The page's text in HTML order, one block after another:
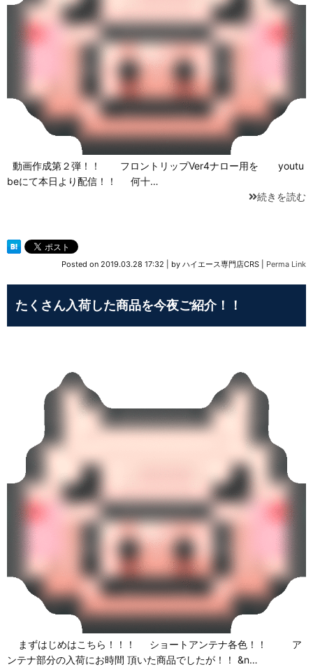
動画作成第２弾！！ フロントリップVer4ナロー用を youtu
beにて本日より配信！！ 何十…
続きを読む
Posted on 2019.03.28 17:32 by ハイエース専門店CRS Perma Link
たくさん入荷した商品を今夜ご紹介！！
まずはじめはこちら！！！ ショートアンテナ各色！！ ア
ンテナ部分の入荷にお時間 頂いた商品でしたが！！ &n…